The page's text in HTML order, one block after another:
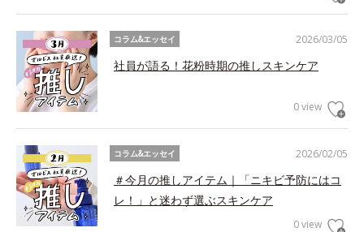
2026/03/05
コラム&エッセイ
社員が語る！花粉時期の推しスキンケア
0 view
2026/02/05
コラム&エッセイ
＃今月の推しアイテム｜「ニキビ予防にはコ
レ！」と迷わず選ぶスキンケア
0 view